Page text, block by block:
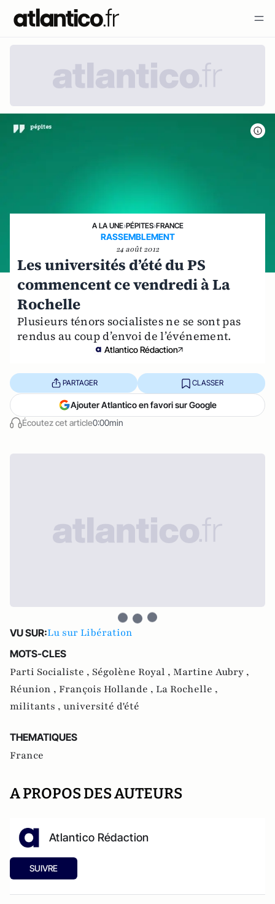
A LA UNE›PÉPITES›FRANCE
RASSEMBLEMENT
24 août 2012
Les universités d’été du PS
commencent ce vendredi à La
Rochelle
Plusieurs ténors socialistes ne se sont pas
rendus au coup d’envoi de l’événement.
Atlantico Rédaction
Écoutez cet article0:00min
PARTAGER CLASSER
Ajouter Atlantico en favori sur Google
VU SUR:Lu sur Libération
MOTS-CLES
Parti Socialiste , Ségolène Royal , Martine Aubry ,
Réunion , François Hollande , La Rochelle ,
militants , université d'été
THEMATIQUES
France
A PROPOS DES AUTEURS
Atlantico Rédaction
SUIVRE